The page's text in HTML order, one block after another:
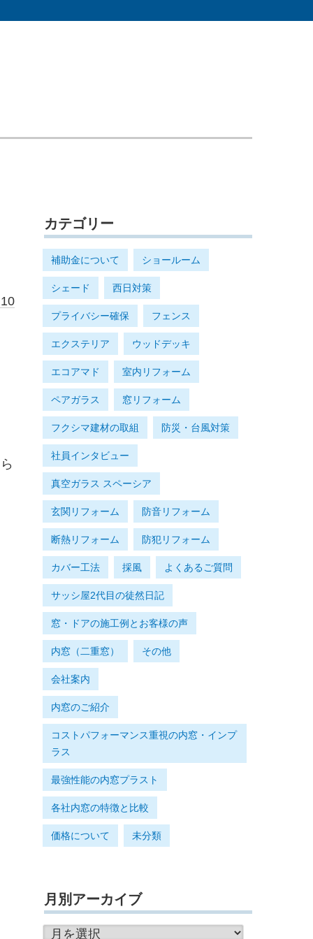
カテゴリー
補助金について ショールーム
シェード 西日対策
プライバシー確保 フェンス
エクステリア ウッドデッキ
エコアマド 室内リフォーム
ペアガラス 窓リフォーム
フクシマ建材の取組
社員インタビュー
防災・台風対策
真空ガラス スペーシア
玄関リフォーム 防音リフォーム
断熱リフォーム 防犯リフォーム
カバー工法 採風 よくあるご質問
サッシ屋2代目の徒然日記
窓・ドアの施工例とお客様の声
内窓（二重窓） その他
会社案内
内窓のご紹介
コストパフォーマンス重視の内窓・インプ
ラス
最強性能の内窓プラスト
各社内窓の特徴と比較
価格について 未分類
月別アーカイブ
月